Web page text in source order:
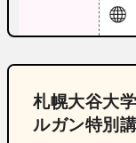
札幌大谷大
ルガン特別講